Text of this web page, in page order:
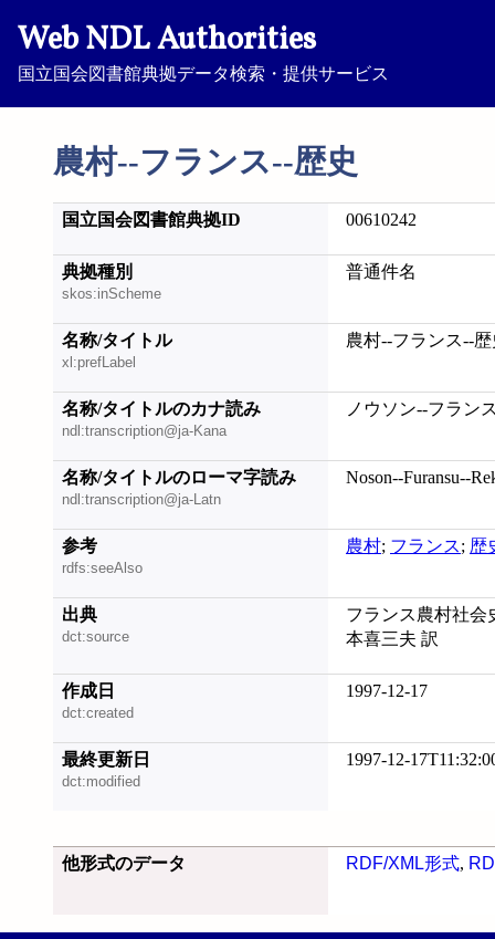
Web NDL Authorities
国立国会図書館典拠データ検索・提供サービス
農村--フランス--歴史
国立国会図書館典拠ID 00610242
典拠種別
skos:inScheme
普通件名
名称/タイトル
xl:prefLabel
農村--フランス--
名称/タイトルのカナ読み
ndl:transcription@ja-Kana
ノウソン--フラン
名称/タイトルのローマ字読み
ndl:transcription@ja-Latn
Noson--Furansu--
参考
rdfs:seeAlso
農村; フランス; 歴
出典
dct:source
フランス農村社会
本喜三夫 訳
作成日
dct:created
1997-12-17
最終更新日
dct:modified
1997-12-
他形式のデータ RDF/XML形式,